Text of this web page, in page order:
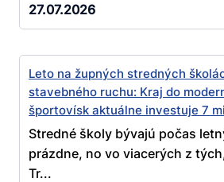
27.07.2026
Leto na župných stredných
stavebného ruchu: Kraj do
športovísk aktuálne investuje 7
Stredné školy bývajú počas
prázdne, no vo viacerých z
Tr...